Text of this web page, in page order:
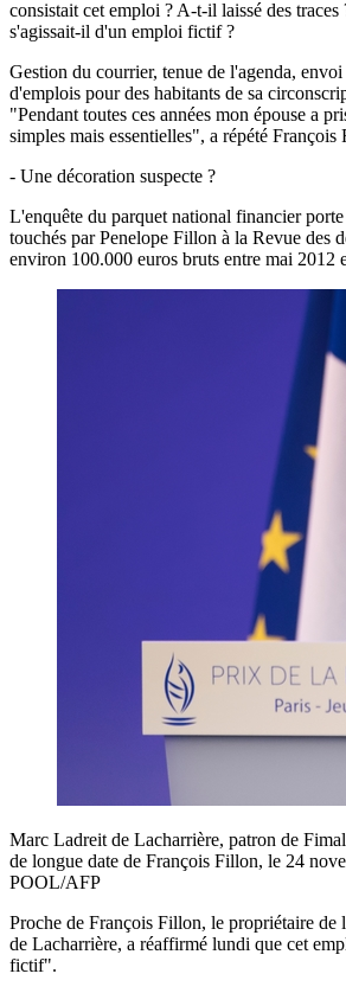
consistait cet emploi ? A-t-il laissé des
s'agissait-il d'un emploi fictif ?
Gestion du courrier, tenue de l'agenda,
d'emplois pour des habitants de sa
"Pendant toutes ces années mon épouse a
simples mais essentielles", a répété
- Une décoration suspecte ?
L'enquête du parquet national financier porte
touchés par Penelope Fillon à la Revue des
environ 100.000 euros bruts entre mai 2012
Marc Ladreit de Lacharrière, patron de
de longue date de François Fillon, le 24
POOL/AFP
Proche de François Fillon, le propriétaire de
de Lacharrière, a réaffirmé lundi que cet
fictif".